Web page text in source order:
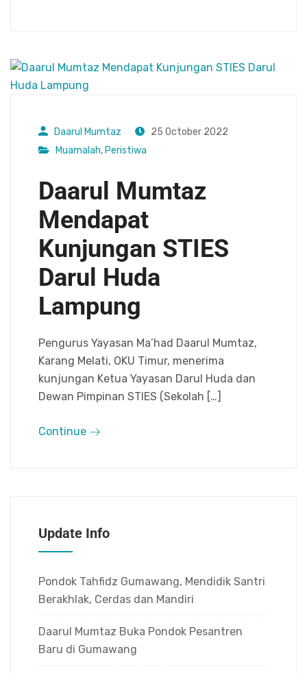
Daarul Mumtaz
25 October 2022
Muamalah, Peristiwa
Daarul Mumtaz
Mendapat
Kunjungan STIES
Darul Huda
Lampung
Pengurus Yayasan Ma’had Daarul Mumtaz,
Karang Melati, OKU Timur, menerima
kunjungan Ketua Yayasan Darul Huda dan
Dewan Pimpinan STIES (Sekolah […]
Continue
Update Info
Pondok Tahfidz Gumawang, Mendidik Santri
Berakhlak, Cerdas dan Mandiri
Daarul Mumtaz Buka Pondok Pesantren
Baru di Gumawang